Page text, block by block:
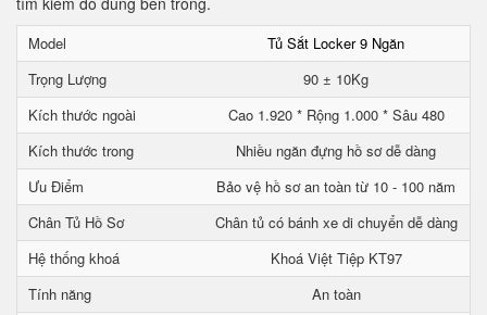
Model
Tủ Sắt Locker 9 Ngăn
Trọng Lượng
90 ± 10Kg
Kích thước ngoài
Cao 1.920 * Rộng 1.000 * Sâu 480
Kích thước trong
Nhiều ngăn đựng hồ sơ dễ dàng
Ưu Điểm
Bảo vệ hồ sơ an toàn từ 10 - 100 năm
Chân Tủ Hồ Sơ
Chân tủ có bánh xe di chuyển dễ dàng
Hệ thống khoá
Khoá Việt Tiệp KT97
Tính năng
An toàn